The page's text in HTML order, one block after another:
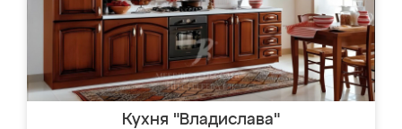
Кухня "Владислава"